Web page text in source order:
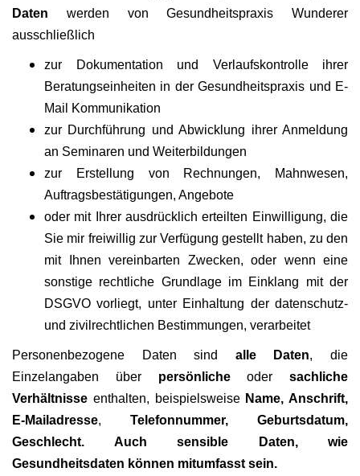
Daten werden von Gesundheitspraxis Wunderer
ausschließlich
zur Dokumentation und Verlaufskontrolle ihrer
Beratungseinheiten in der Gesundheitspraxis und E-
Mail Kommunikation
zur Durchführung und Abwicklung ihrer Anmeldung
an Seminaren und Weiterbildungen
zur Erstellung von Rechnungen, Mahnwesen,
Auftragsbestätigungen, Angebote
oder mit Ihrer ausdrücklich erteilten Einwilligung, die
Sie mir freiwillig zur Verfügung gestellt haben, zu den
mit Ihnen vereinbarten Zwecken, oder wenn eine
sonstige rechtliche Grundlage im Einklang mit der
DSGVO vorliegt, unter Einhaltung der datenschutz-
und zivilrechtlichen Bestimmungen, verarbeitet
Personenbezogene Daten sind alle Daten, die
Einzelangaben über persönlicheoder sachliche
Verhältnisse enthalten, beispielsweise Name, Anschrift,
E-Mailadresse, Telefonnummer, Geburtsdatum,
Geschlecht. Auch sensible Daten, wie
Gesundheitsdaten können mitumfasst sein.